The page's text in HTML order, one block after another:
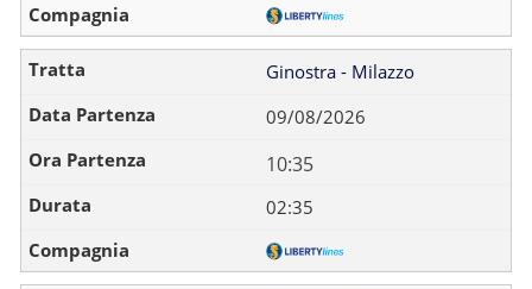
Ginostra - Milazzo
09/08/2026
10:35
02:35